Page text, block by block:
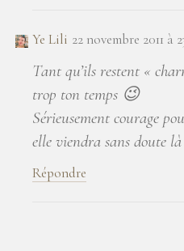
Ye Lili 22 novembre 2011 à
Tant qu’ils restent «
trop ton temps 😉
Sérieusement courage
elle viendra sans doute
Répondre